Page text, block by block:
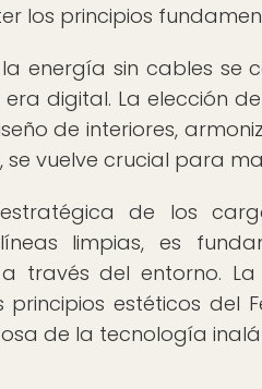
los principios
energía sin cables se
era digital. La elección
de interiores,
se vuelve crucial para
de los
limpias, es
través del entorno.
principios estéticos del
de la tecnología